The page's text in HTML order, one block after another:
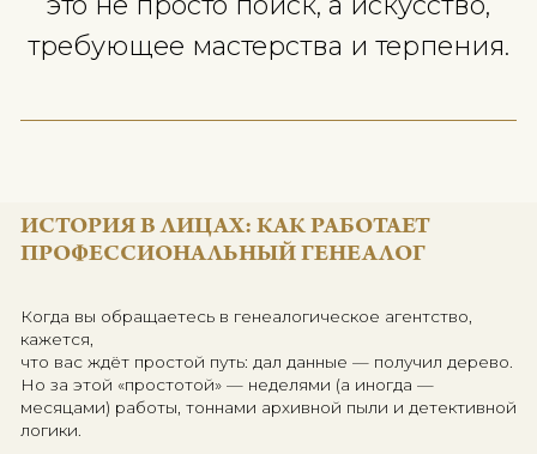
В этой статье мы заглянем
расскажем, как строится
и что делать, если документов
Вы поймёте, почему работа
генеалога —
это не просто поиск, а
требующее мастерства и